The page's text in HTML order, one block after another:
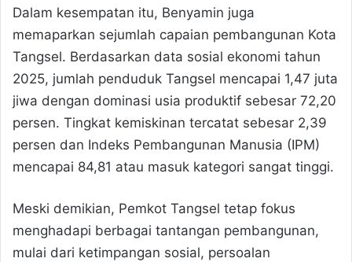
Dalam kesempatan itu, Benyamin juga
memaparkan sejumlah capaian pembangunan Kota
Tangsel. Berdasarkan data sosial ekonomi tahun
2025, jumlah penduduk Tangsel mencapai 1,47 juta
jiwa dengan dominasi usia produktif sebesar 72,20
persen. Tingkat kemiskinan tercatat sebesar 2,39
persen dan Indeks Pembangunan Manusia (IPM)
mencapai 84,81 atau masuk kategori sangat tinggi.
Meski demikian, Pemkot Tangsel tetap fokus
menghadapi berbagai tantangan pembangunan,
mulai dari ketimpangan sosial, persoalan